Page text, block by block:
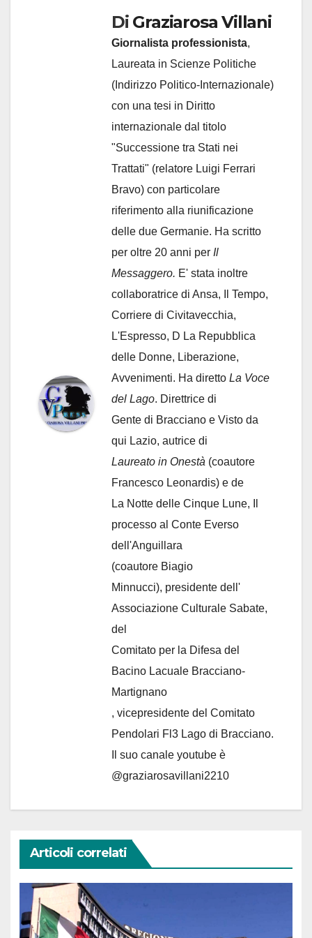
Di Graziarosa Villani
Giornalista professionista,
Laureata in Scienze Politiche
(Indirizzo Politico-Internazionale)
con una tesi in Diritto
internazionale dal titolo
"Successione tra Stati nei
Trattati" (relatore Luigi Ferrari
Bravo) con particolare
riferimento alla riunificazione
delle due Germanie. Ha scritto
per oltre 20 anni per Il
Messaggero. E' stata inoltre
collaboratrice di Ansa, Il Tempo,
Corriere di Civitavecchia,
L'Espresso, D La Repubblica
delle Donne, Liberazione,
Avvenimenti. Ha diretto La Voce
del Lago. Direttrice di
Gente di Bracciano e Visto da
qui Lazio, autrice di
Laureato in Onestà (coautore
Francesco Leonardis) e de
La Notte delle Cinque Lune, Il
processo al Conte Everso
dell'Anguillara
(coautore Biagio
Minnucci), presidente dell'
Associazione Culturale Sabate,
del
Comitato per la Difesa del
Bacino Lacuale Bracciano-
Martignano
, vicepresidente del Comitato
Pendolari Fl3 Lago di Bracciano.
Il suo canale youtube è
@graziarosavillani2210
Articoli correlati